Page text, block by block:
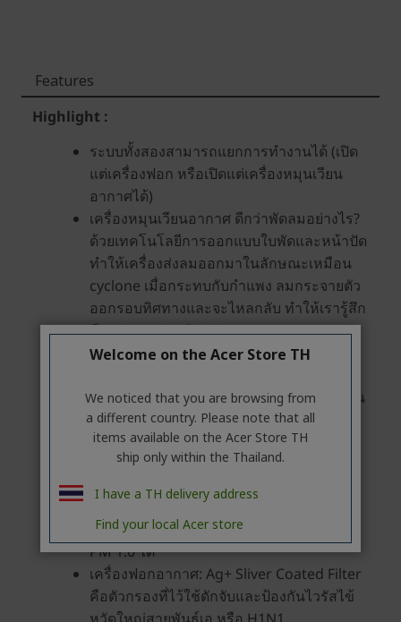
Features
Welcome on the Acer Store TH
We noticed that you are browsing from
a different country. Please note that all
items available on the Acer Store TH
ship only within the Thailand.
I have a TH delivery address
Find your local Acer store